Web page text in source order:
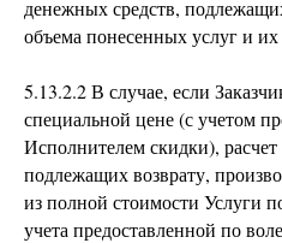
денежных средств,
объема понесенных услуг и
5.13.2.2 В случае, если
специальной цене (с учетом
Исполнителем скидки),
подлежащих возврату,
из полной стоимости Услуги
учета предоставленной по